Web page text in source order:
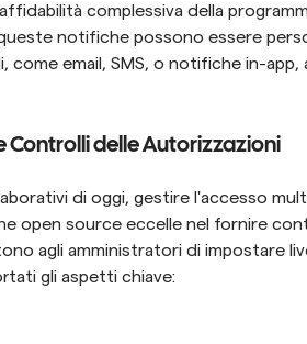
complessiva della
notifiche possono essere
come email, SMS, o notifiche in-app,
Controlli delle Autorizzazioni
di oggi, gestire l'accesso
open source eccelle nel fornire
agli amministratori di impostare
gli aspetti chiave: